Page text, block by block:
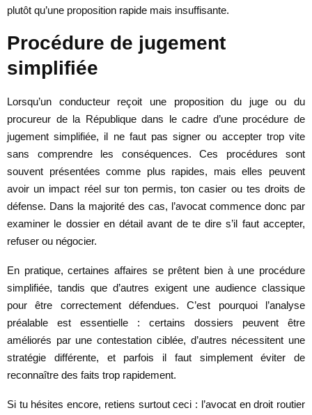
plutôt qu’une proposition rapide mais insuffisante.
Procédure de jugement
simplifiée
Lorsqu’un conducteur reçoit une proposition du juge ou du
procureur de la République dans le cadre d’une procédure de
jugement simplifiée, il ne faut pas signer ou accepter trop vite
sans comprendre les conséquences. Ces procédures sont
souvent présentées comme plus rapides, mais elles peuvent
avoir un impact réel sur ton permis, ton casier ou tes droits de
défense. Dans la majorité des cas, l’avocat commence donc par
examiner le dossier en détail avant de te dire s’il faut accepter,
refuser ou négocier.
En pratique, certaines affaires se prêtent bien à une procédure
simplifiée, tandis que d’autres exigent une audience classique
pour être correctement défendues. C’est pourquoi l’analyse
préalable est essentielle : certains dossiers peuvent être
améliorés par une contestation ciblée, d’autres nécessitent une
stratégie différente, et parfois il faut simplement éviter de
reconnaître des faits trop rapidement.
Si tu hésites encore, retiens surtout ceci : l’avocat en droit routier